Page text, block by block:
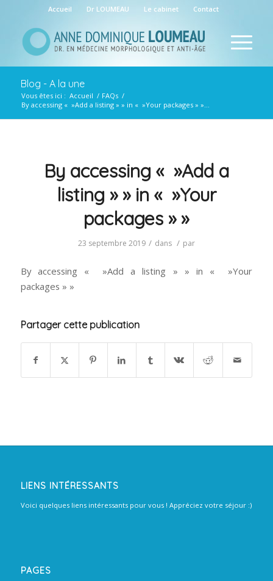
Accueil Dr LOUMEAU Le cabinet Contact
Blog - A la une
Vous êtes ici : Accueil / FAQs /
By accessing « »Add a listing » » in « »Your packages » »...
By accessing « »Add a
listing » » in « »Your
packages » »
23 septembre 2019 / dans / par
By accessing « »Add a listing » » in « »Your
packages » »
Partager cette publication
LIENS INTÉRESSANTS
Voici quelques liens intéressants pour vous ! Appréciez votre séjour :)
PAGES